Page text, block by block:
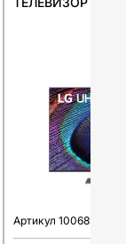
Артикул 100689